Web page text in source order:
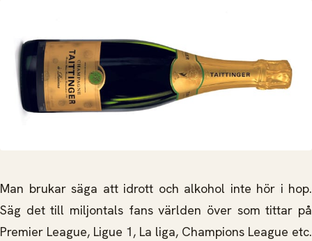
Man brukar säga att idrott och alkohol inte hör i hop.
Säg det till miljontals fans världen över som tittar på
Premier League, Ligue 1, La liga, Champions League etc.